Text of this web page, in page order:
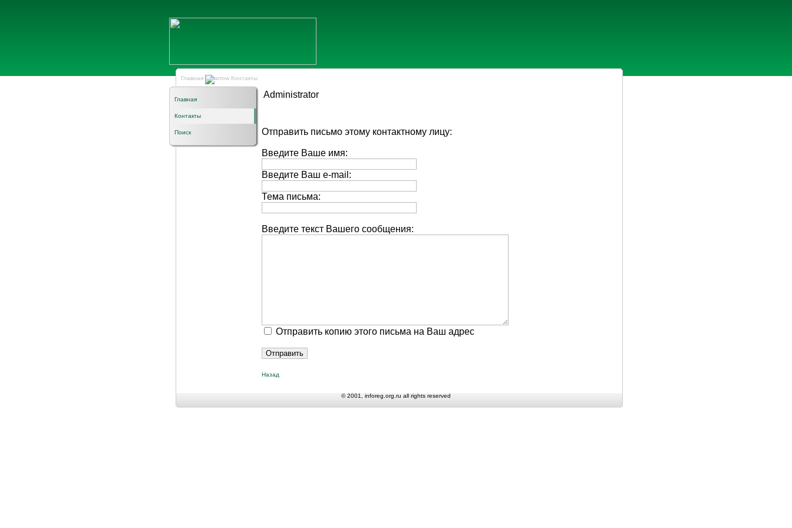
Главная Контакты
Главная
Контакты
Поиск
Administrator
Отправить письмо этому контактному лицу:
Введите Ваше имя:
Введите Ваш e-mail:
Тема письма:
Введите текст Вашего сообщения:
Отправить копию этого письма на Ваш адрес
Назад
© 2001, inforeg.org.ru all rights reserved